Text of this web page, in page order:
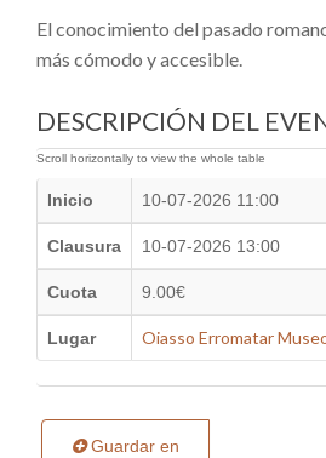
El conocimiento del pasado
más cómodo y accesible.
DESCRIPCIÓN DEL
Inicio 10-07-2026 11:00
Clausura 10-07-2026 13:00
Cuota 9.00€
Lugar Oiasso Erromatar
Guardar en